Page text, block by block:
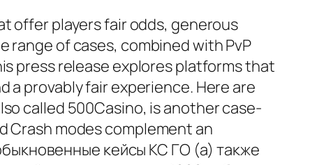
offer players fair odds, generous
range of cases, combined with PvP
press release explores platforms that
provably fair experience. Here are
called 500Casino, is another case-
Crash modes complement an
кейсы КС ГО (а) также